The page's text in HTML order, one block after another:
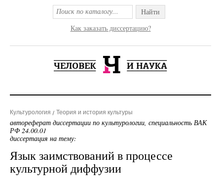
Найти
Как заказать диссертацию?
Культурология Теория и история культуры
автореферат диссертации по культурологии, специальность ВАК
РФ 24.00.01
диссертация на тему:
Язык заимствований в процессе
культурной диффузии